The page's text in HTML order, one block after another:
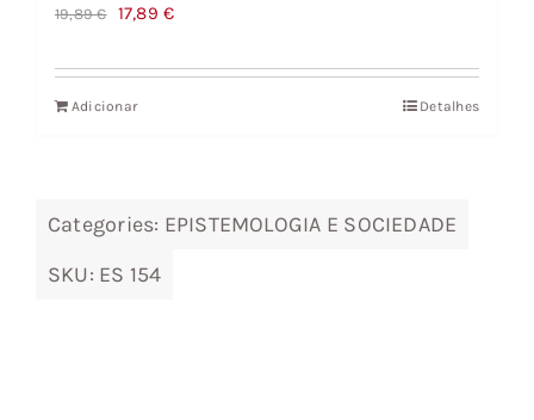
19,89€
O
original
era:
17,89€O
atual
Adicionar Detalhes
Categories: EPISTEMOLOGIA E SOCIEDADE
SKU: ES 154